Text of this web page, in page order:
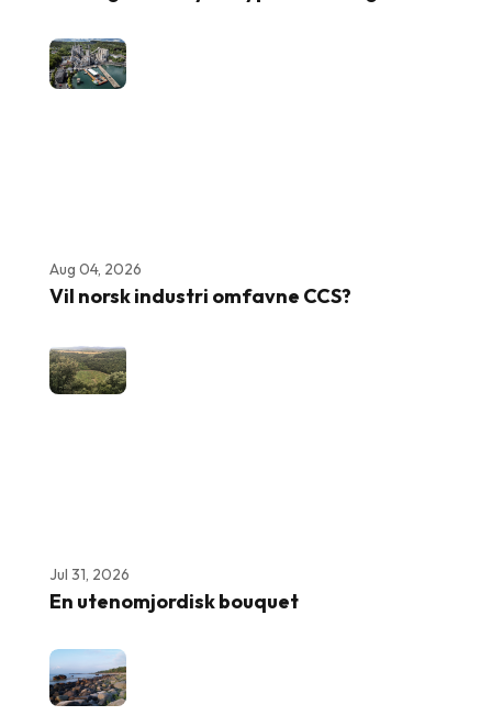
Aug 04, 2026
Vil norsk industri omfavne CCS?
Jul 31, 2026
En utenomjordisk bouquet